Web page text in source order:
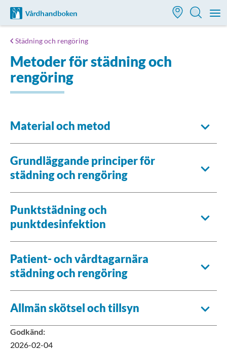
Till startsidan för Vårdhandboken
Städning och rengöring
Metoder för städning och
rengöring
Material och metod
Grundläggande principer för
städning och rengöring
Punktstädning och
punktdesinfektion
Patient- och vårdtagarnära
städning och rengöring
Allmän skötsel och tillsyn
Godkänd:
2026-02-04